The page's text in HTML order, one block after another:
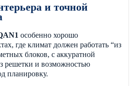
и точной
особенно хорошо
где климат должен работать “из
блоков, с аккуратной
решетки и возможностью
планировку.